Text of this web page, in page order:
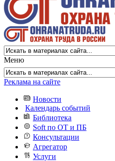
Меню
Реклама на сайте
Новости
Календарь событий
Библиотека
Soft по ОТ и ПБ
Консультации
Агрегатор
Услуги